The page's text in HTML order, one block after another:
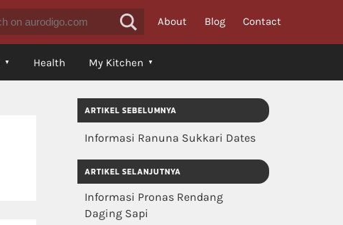
About Blog Contact
Health My Kitchen
ARTIKEL SEBELUMNYA
Informasi Ranuna Sukkari Dates
ARTIKEL SELANJUTNYA
Informasi Pronas Rendang
Daging Sapi